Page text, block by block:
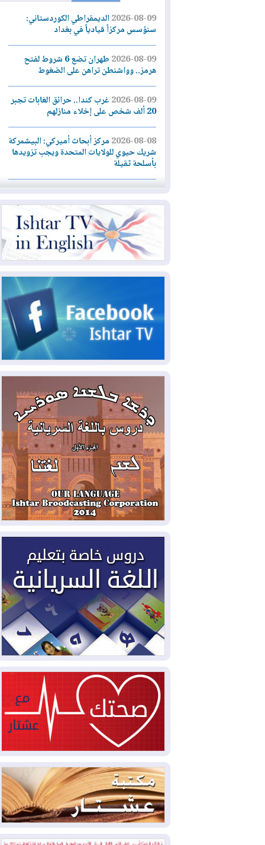
2026-08-09الديمقراطي الكوردستاني:
سنؤسس مركزاً قيادياً في بغداد
2026-08-09
طهران تضع 6 شروط لفتح
هرمز.. وواشنطن تراهن على الضغوط
2026-08-09غرب كندا.. حرائق الغابات تجبر
2026-08-08مركز أبحاث أميركي: البيشمركة
شريك حيوي للولايات المتحدة ويجب تزويدها
بأسلحة ثقيلة
2026-08-08الداخلية: رصد شائعات مفبركة
بالذكاء الاصطناعي ومقاطع قديمة يعاد نشرها
2026-08-08دعم أمني أمريكي بمليار دولار
لإدارة رئيس كولومبيا الجديد
2026-08-07حكومة إقليم كوردستان ترفض
قرار "دانة غاز" و"نفط الهلال" بتزويد بغداد
2026-08-07القوات المسلحة العراقية: خطة
أمنية لإجهاض هجمة محتملة على السعودية
قد يختبر تماسك الناتو بهجوم محدود
2026-08-06نيجيرفان بارزاني حول اجتماع
"إدارة الدولة": أكدنا دعم تنفيذ البرنامج
الحكومي وأهمية حصر السلاح
2026-08-06ائتلاف ادارة الدولة: من
يقومون بسلوك يهدد امن البلاد خارجون عن
القانون يجب محاربتهم
2026-08-06بعد هجومين قرب باب المندب..
تحذيرات من تصعيد يهدد الملاحة في البحر
الأحمر
2026-08-06مئات القاصرين بلا مأوى.. أزمة
سبتة تتصاعد وتضغط على مدريد
2026-08-05
لمدة عام.. بدء توريد 100
مليون قدم مكعب يومياً من غاز كورمور في
إقليم كوردستان إلى وزارة الكهرباء العراقية
2026-08-05
15كارثة بيئية ومناخية ترسم
ملامح أخطر التحديات التي تواجه العراق
اليوم
2026-08-05
حرائق فرنسا.. توقيف 402
شخص بينهم 156 قاصرا منذ بداية موسم
2026-08-04سومو: إنتاج النفط في إقليم
كوردستان انخفض إلى أقل من 10%
2026-08-04ملفات حقبة الكاظمي تعود إلى
الواجهة.. أنباء عن مراجعات قضائية
وتحقيقات أوسع في قضايا فساد